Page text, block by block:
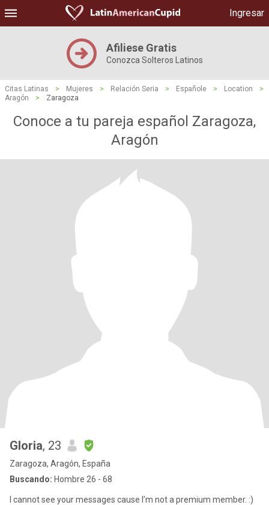
Ingresar
Afiliese Gratis
Conozca Solteros Latinos
Citas Latinas > Mujeres > Relación Seria > Españole > Location
>
Aragón
> Zaragoza
Conoce a tu pareja español Zaragoza,
Aragón
Gloria, 23
Zaragoza, Aragón, España
Buscando: Hombre 26 - 68
I cannot see your messages cause I’m not a premium member. :)